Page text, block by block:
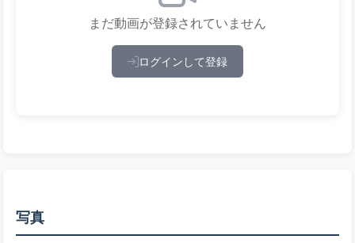
まだ動画が登録されていません
ログインして登録
写真